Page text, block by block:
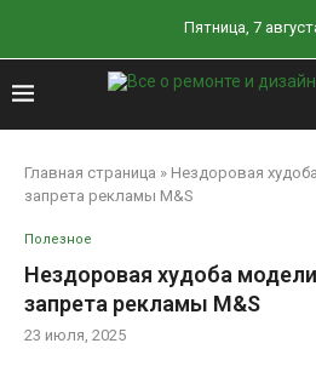
Пятница, 7
Главная страница » Нездоровая
запрета рекламы M&S
Полезное
Нездоровая худоба
запрета рекламы M&S
23 июля, 2025